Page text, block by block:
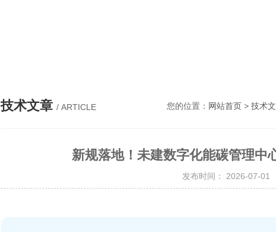
技术文章 / ARTICLE 您的位置： 网站首页 > 技术
新规落地！未建数字化能碳管理中
发布时间： 2026-07-